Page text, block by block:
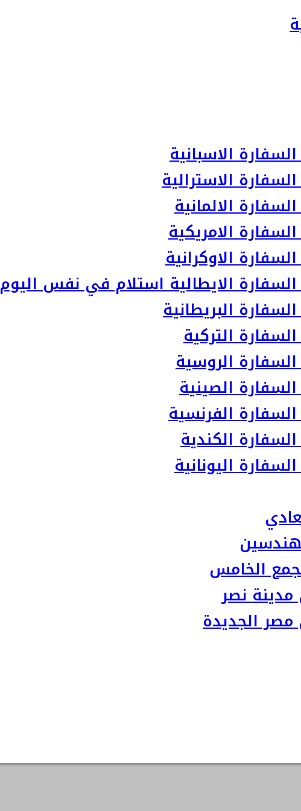
الاسبانية
الاسترالية
الالمانية
الامريكية
الاوكرانية
الايطالية استلام في نفس اليوم
البريطانية
التركية
الروسية
الصينية
الفرنسية
الكندية
اليونانية
الخامس
نصر
الجديدة